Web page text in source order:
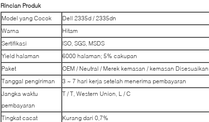
Rincian Produk
Model yang Cocok
Dell 2335d / 2335dn
Warna
Hitam
Sertifikasi
ISO, SGS, MSDS
Yield halaman
6000 halaman; 5% cakupan
Paket
OEM / Neutral / Merek kemasan / kemasan Disesuaikan
Tanggal pengiriman
3 ~ 7 hari kerja setelah menerima pembayaran
Jangka waktu
pembayaran
T / T, Western Union, L / C
Tingkat cacat
Kurang dari 0,7%